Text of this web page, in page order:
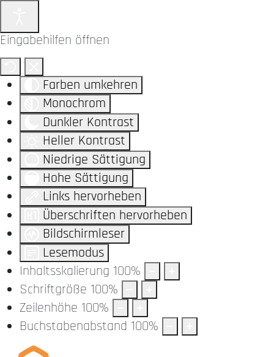
Eingabehilfen öffnen
Farben umkehren
Monochrom
Dunkler Kontrast
Heller Kontrast
Niedrige Sättigung
Hohe Sättigung
Links hervorheben
Überschriften hervorheben
Bildschirmleser
Lesemodus
Inhaltsskalierung 100%
Schriftgröße 100%
Zeilenhöhe 100%
Buchstabenabstand 100%